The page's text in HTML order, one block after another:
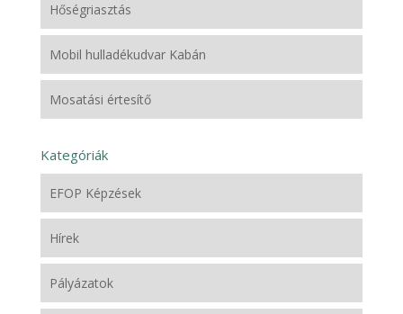
Hőségriasztás
Mobil hulladékudvar Kabán
Mosatási értesítő
Kategóriák
EFOP Képzések
Hírek
Pályázatok